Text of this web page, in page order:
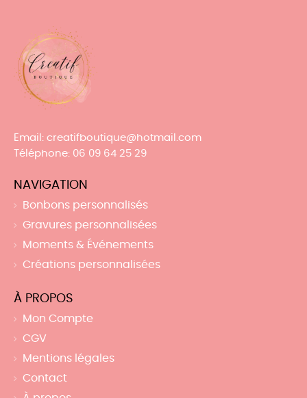
Email : creatifboutique@hotmail.com
Téléphone: 06 09 64 25 29
NAVIGATION
Bonbons personnalisés
Gravures personnalisées
Moments & Événements
Créations personnalisées
À PROPOS
Mon Compte
CGV
Mentions légales
Contact